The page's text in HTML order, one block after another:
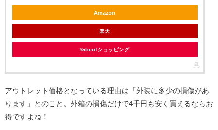
Amazon
楽天
Yahoo!ショッピング
アウトレット価格となっている理由は「外装に多少の損傷があ
ります」とのこと。外箱の損傷だけで4千円も安く買えるならお
得ですよね！